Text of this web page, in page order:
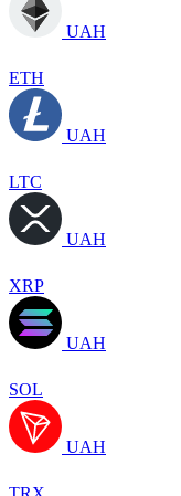
UAH
ETH
UAH
LTC
UAH
XRP
UAH
SOL
UAH